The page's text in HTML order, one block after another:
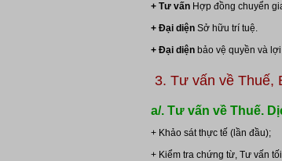
+ Tư vấn Hợp đồng chuyển
+ Đại diện Sở hữu trí tuệ.
+ Đại diện bảo vệ quyền và
3. Tư vấn về Thuế,
a/. Tư vấn về Thuế.
+ Khảo sát thực tế (lần đầu);
+ Kiểm tra chứng từ, Tư vấn